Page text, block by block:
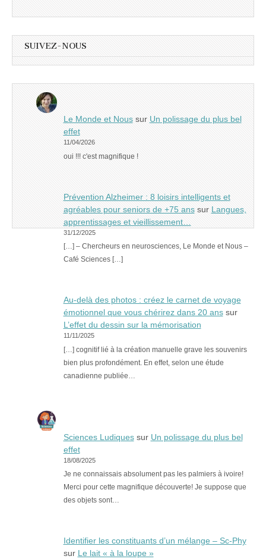
SUIVEZ-NOUS
Le Monde et Noussur Un polissage du plus bel
effet
11/04/2026
oui !!! c'est magnifique !
Prévention Alzheimer : 8 loisirs intelligents et
agréables pour seniors de +75 anssur Langues,
apprentissages et vieillissement…
31/12/2025
[…] – Chercheurs en neurosciences, Le Monde et Nous –
Café Sciences […]
Au-delà des photos : créez le carnet de voyage
émotionnel que vous chérirez dans 20 anssur
L’effet du dessin sur la mémorisation
11/11/2025
[…] cognitif lié à la création manuelle grave les souvenirs
bien plus profondément. En effet, selon une étude
canadienne publiée…
Sciences Ludiquessur Un polissage du plus bel
effet
18/08/2025
Je ne connaissais absolument pas les palmiers à ivoire!
Merci pour cette magnifique découverte! Je suppose que
des objets sont…
Identifier les constituants d’un mélange – Sc-Phy
sur Le lait « à la loupe »